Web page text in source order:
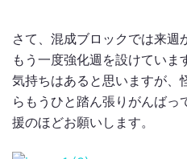
さて、混成ブロックでは来週
もう一度強化週を設けていま
気持ちはあると思いますが、
らもうひと踏ん張りがんば
援のほどお願いします。